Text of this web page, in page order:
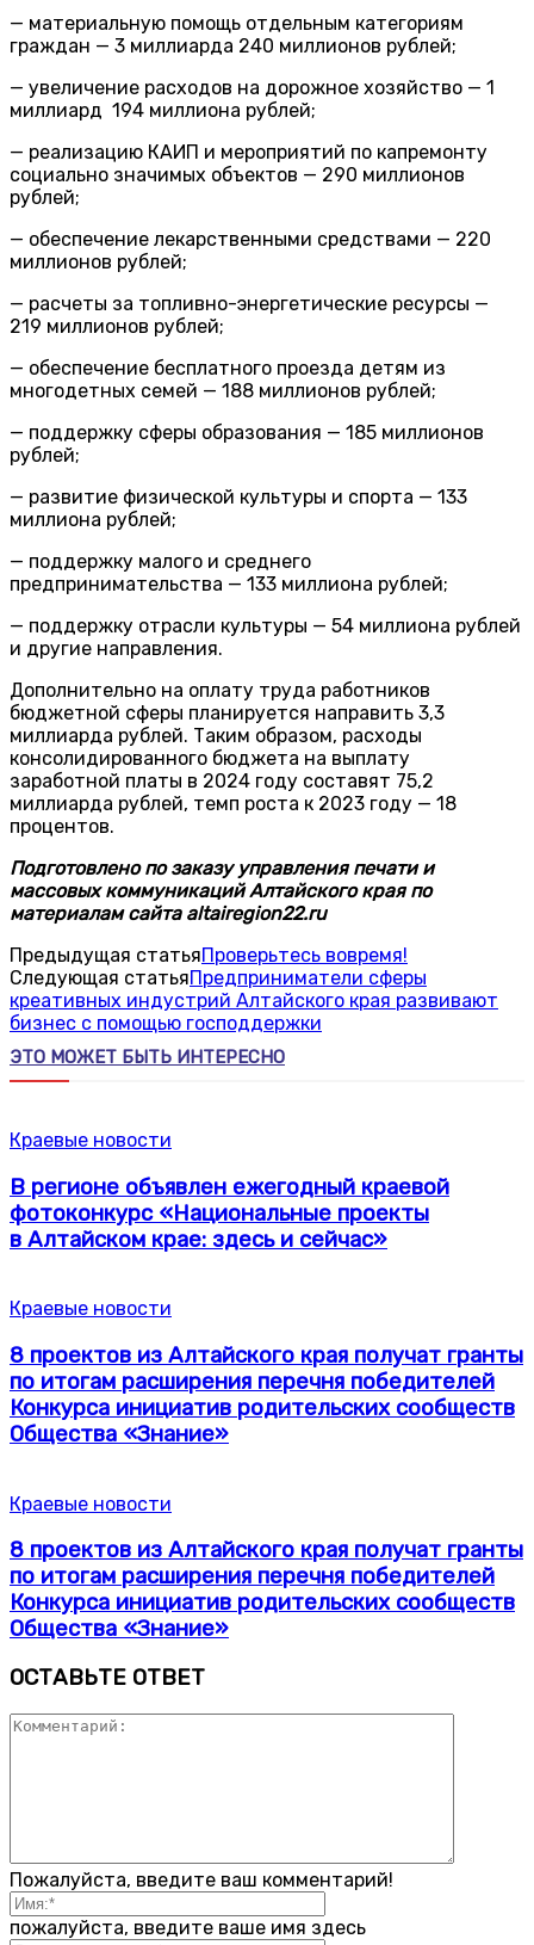
— материальную помощь отдельным категориям
граждан — 3 миллиарда 240 миллионов рублей;
— увеличение расходов на дорожное хозяйство — 1
миллиард 194 миллиона рублей;
— реализацию КАИП и мероприятий по капремонту
социально значимых объектов — 290 миллионов
рублей;
— обеспечение лекарственными средствами — 220
миллионов рублей;
— расчеты за топливно-энергетические ресурсы —
219 миллионов рублей;
— обеспечение бесплатного проезда детям из
многодетных семей — 188 миллионов рублей;
— поддержку сферы образования — 185 миллионов
рублей;
— развитие физической культуры и спорта — 133
миллиона рублей;
— поддержку малого и среднего
предпринимательства — 133 миллиона рублей;
— поддержку отрасли культуры — 54 миллиона рублей
и другие направления.
Дополнительно на оплату труда работников
бюджетной сферы планируется направить 3,3
миллиарда рублей. Таким образом, расходы
консолидированного бюджета на выплату
заработной платы в 2024 году составят 75,2
миллиарда рублей, темп роста к 2023 году — 18
процентов.
Подготовлено по заказу управления печати и
массовых коммуникаций Алтайского края по
материалам сайта altairegion22.ru
Предыдущая статьяПроверьтесь вовремя!
Следующая статьяПредприниматели сферы
креативных индустрий Алтайского края развивают
бизнес с помощью господдержки
ЭТО МОЖЕТ БЫТЬ ИНТЕРЕСНО
Краевые новости
В регионе объявлен ежегодный краевой
фотоконкурс «Национальные проекты
в Алтайском крае: здесь и сейчас»
Краевые новости
8 проектов из Алтайского края получат гранты
по итогам расширения перечня победителей
Конкурса инициатив родительских сообществ
Общества «Знание»
Краевые новости
8 проектов из Алтайского края получат гранты
по итогам расширения перечня победителей
Конкурса инициатив родительских сообществ
Общества «Знание»
ОСТАВЬТЕ ОТВЕТ
Пожалуйста, введите ваш комментарий!
пожалуйста, введите ваше имя здесь